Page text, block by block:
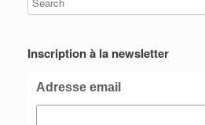
Inscription à la newsletter
Adresse email